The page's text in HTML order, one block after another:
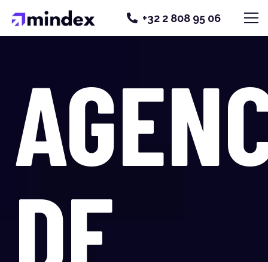
+32 2 808 95 06
DE